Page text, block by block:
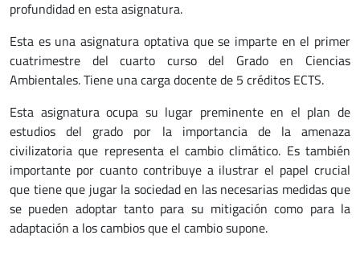
profundidad en esta asignatura.
Esta es una asignatura optativa que se imparte en el primer
cuatrimestre del cuarto curso del Grado en Ciencias
Ambientales. Tiene una carga docente de 5 créditos ECTS.
Esta asignatura ocupa su lugar preminente en el plan de
estudios del grado por la importancia de la amenaza
civilizatoria que representa el cambio climático. Es también
importante por cuanto contribuye a ilustrar el papel crucial
que tiene que jugar la sociedad en las necesarias medidas que
se pueden adoptar tanto para su mitigación como para la
adaptación a los cambios que el cambio supone.